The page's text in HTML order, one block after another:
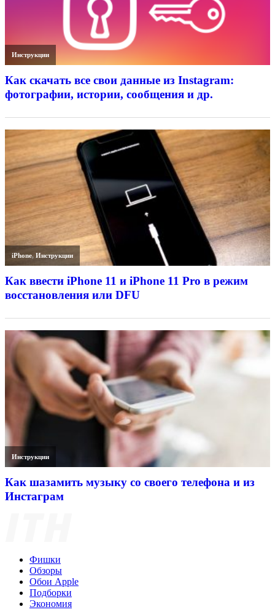
Инструкции
Как скачать все свои данные из Instagram:
фотографии, истории, сообщения и др.
iPhone,Инструкции
Как ввести iPhone 11 и iPhone 11 Pro в режим
восстановления или DFU
Инструкции
Как шазамить музыку со своего телефона и из
Инстаграм
Фишки
Обзоры
Обои Apple
Подборки
Экономия